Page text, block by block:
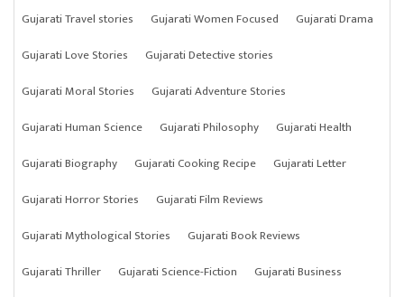
Gujarati Travel stories
Gujarati Women Focused
Gujarati Drama
Gujarati Love Stories
Gujarati Detective stories
Gujarati Moral Stories
Gujarati Adventure Stories
Gujarati Human Science
Gujarati Philosophy
Gujarati Health
Gujarati Biography
Gujarati Cooking Recipe
Gujarati Letter
Gujarati Horror Stories
Gujarati Film Reviews
Gujarati Mythological Stories
Gujarati Book Reviews
Gujarati Thriller
Gujarati Science-Fiction
Gujarati Business